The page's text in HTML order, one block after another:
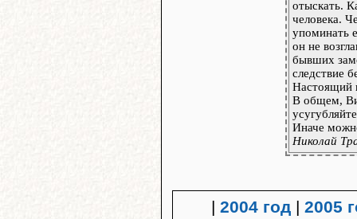
отыскать.
человека.
упоминать
он не
бывших
следствие
Настоящий
В общем,
Иначе
Николай
|2004 год |2005